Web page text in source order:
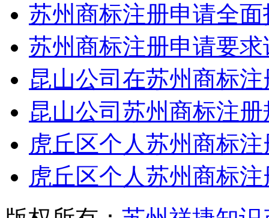
苏州商标注册申请全面
苏州商标注册申请要求
昆山公司在苏州商标
昆山公司苏州商标注
虎丘区个人苏州商标
虎丘区个人苏州商标